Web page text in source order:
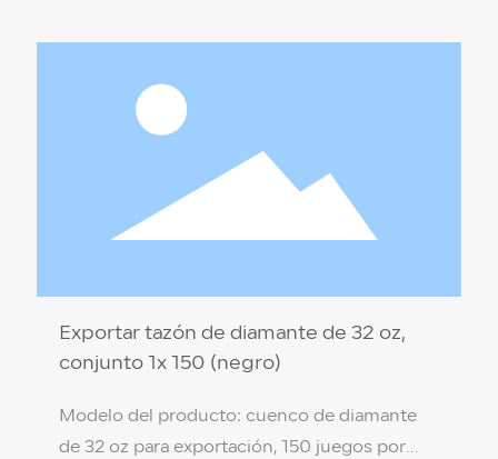
17,5 x 8,3 x 9,4 cm Material del producto: PP
con el medio ambiente) Color de la caja:
-18 ℃ Cantidad por caja: 150 juegos
Exportar tazón de diamante de 32 oz,
conjunto 1x 150 (negro)
Modelo del producto: cuenco de diamante
de 32 oz para exportación, 150 juegos por